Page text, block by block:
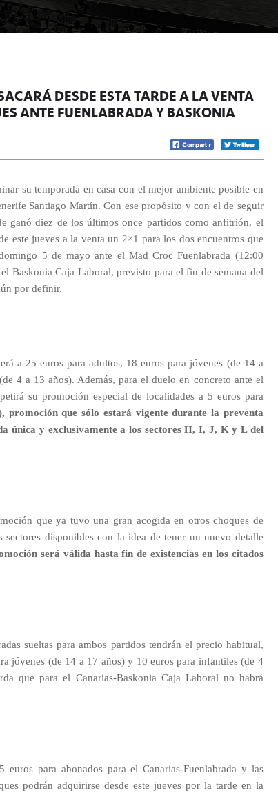
DESDE ESTA TARDE A LA VENTA
ANTE FUENLABRADA Y BASKONIA
su temporada en casa con el mejor ambiente posible en
Santiago Martín. Con ese propósito y con el de seguir
ganó diez de los últimos once partidos como anfitrión, el
este jueves a la venta un 2×1 para los dos encuentros que
5 de mayo ante el Mad Croc Fuenlabrada (12:00
Baskonia Caja Laboral, previsto para el fin de semana del
por definir.
a 25 euros para adultos, 18 euros para jóvenes (de 14 a
4 a 13 años). Además, para el duelo en concreto ante el
su promoción especial de localidades a 5 euros para
promoción que sólo estará vigente durante la preventa
única y exclusivamente a los sectores H, I, J, K y L del
que ya tuvo una gran acogida en otros choques de
sectores disponibles con la idea de tener un nuevo detalle
será válida hasta fin de existencias en los citados
sueltas para ambos partidos tendrán el precio habitual,
jóvenes (de 14 a 17 años) y 10 euros para infantiles (de 4
que para el Canarias-Baskonia Caja Laboral no habrá
para abonados para el Canarias-Fuenlabrada y las
podrán adquirirse desde este jueves por la tarde en la